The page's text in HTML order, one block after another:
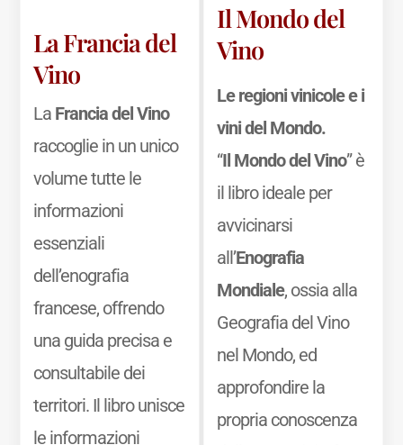
La Francia del
Vino
La Francia del Vino
raccoglie in un unico
volume tutte le
informazioni
essenziali
dell’enografia
francese, offrendo
una guida precisa e
consultabile dei
territori. Il libro unisce
le informazioni
Il Mondo del
Vino
Le regioni vinicole e i
vini del Mondo.
“Il Mondo del Vino” è
il libro ideale per
avvicinarsi
all’Enografia
Mondiale, ossia alla
Geografia del Vino
nel Mondo, ed
approfondire la
propria conoscenza